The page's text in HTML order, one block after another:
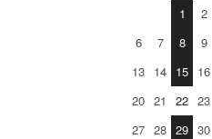
1
2
6
7 8 9
13 14 15 16
20 21 22 23
27 28 29 30